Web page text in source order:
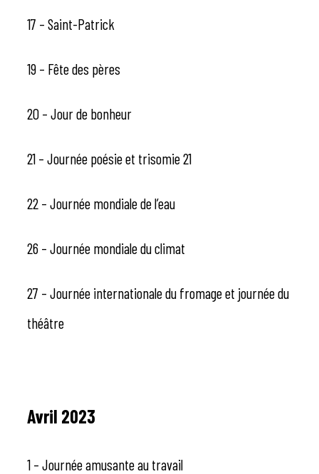
17 – Saint-Patrick
19 – Fête des pères
20 – Jour de bonheur
21 – Journée poésie et trisomie 21
22 – Journée mondiale de l’eau
26 – Journée mondiale du climat
27 – Journée internationale du fromage et journée du
théâtre
Avril 2023
1 – Journée amusante au travail